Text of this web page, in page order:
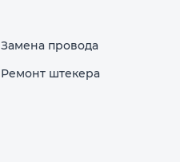
Замена провода
Ремонт штекера